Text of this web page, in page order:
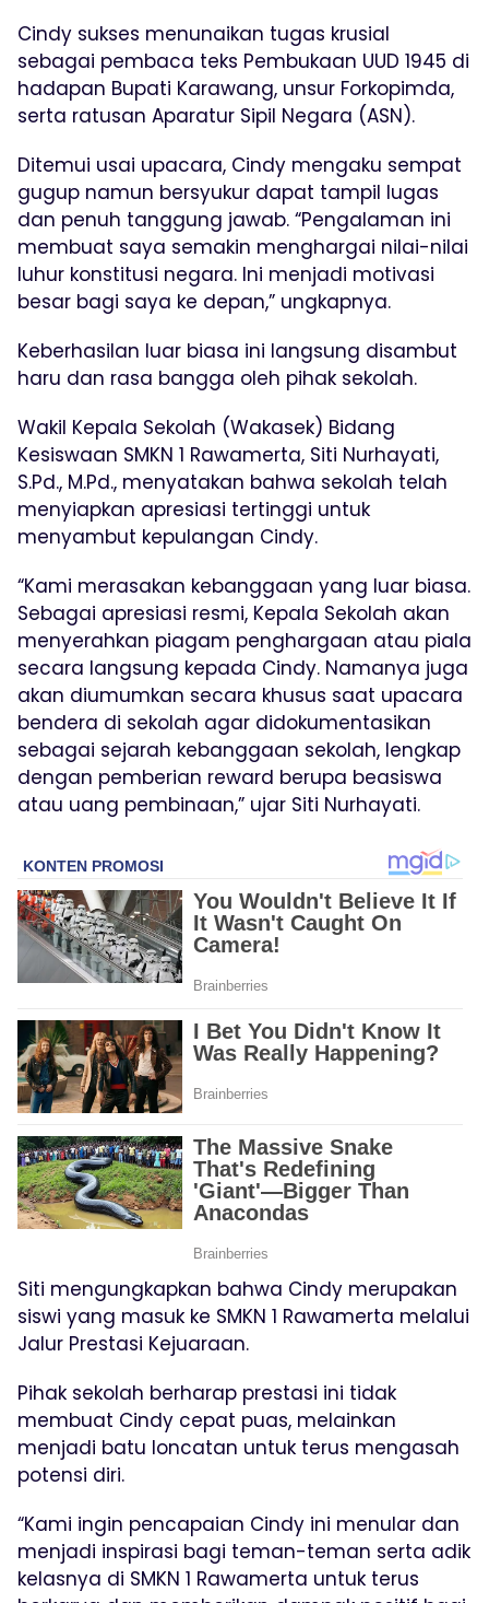
Cindy sukses menunaikan tugas krusial
sebagai pembaca teks Pembukaan UUD 1945 di
hadapan Bupati Karawang, unsur Forkopimda,
serta ratusan Aparatur Sipil Negara (ASN).
Ditemui usai upacara, Cindy mengaku sempat
gugup namun bersyukur dapat tampil lugas
dan penuh tanggung jawab. “Pengalaman ini
membuat saya semakin menghargai nilai-nilai
luhur konstitusi negara. Ini menjadi motivasi
besar bagi saya ke depan,” ungkapnya.
Keberhasilan luar biasa ini langsung disambut
haru dan rasa bangga oleh pihak sekolah.
Wakil Kepala Sekolah (Wakasek) Bidang
Kesiswaan SMKN 1 Rawamerta, Siti Nurhayati,
S.Pd., M.Pd., menyatakan bahwa sekolah telah
menyiapkan apresiasi tertinggi untuk
menyambut kepulangan Cindy.
“Kami merasakan kebanggaan yang luar biasa.
Sebagai apresiasi resmi, Kepala Sekolah akan
menyerahkan piagam penghargaan atau piala
secara langsung kepada Cindy. Namanya juga
akan diumumkan secara khusus saat upacara
bendera di sekolah agar didokumentasikan
sebagai sejarah kebanggaan sekolah, lengkap
dengan pemberian reward berupa beasiswa
atau uang pembinaan,” ujar Siti Nurhayati.
Siti mengungkapkan bahwa Cindy merupakan
siswi yang masuk ke SMKN 1 Rawamerta melalui
Jalur Prestasi Kejuaraan.
Pihak sekolah berharap prestasi ini tidak
membuat Cindy cepat puas, melainkan
menjadi batu loncatan untuk terus mengasah
potensi diri.
“Kami ingin pencapaian Cindy ini menular dan
menjadi inspirasi bagi teman-teman serta adik
kelasnya di SMKN 1 Rawamerta untuk terus